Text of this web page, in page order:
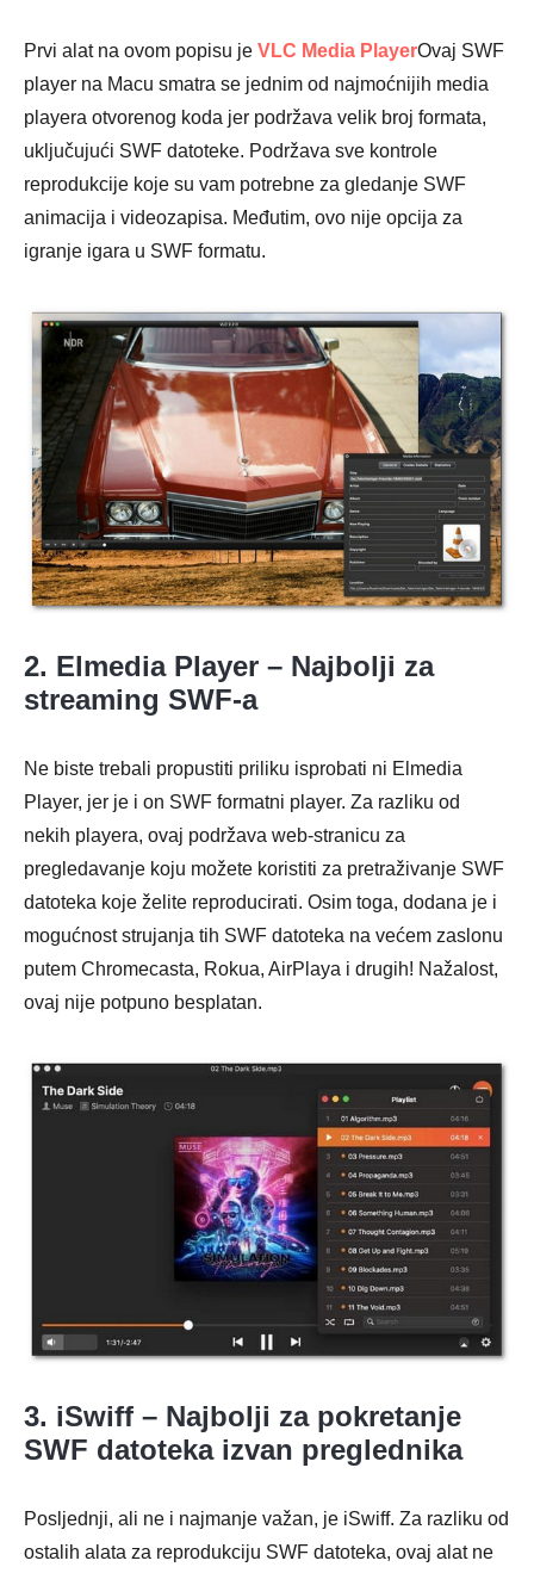
Prvi alat na ovom popisu je VLC Media PlayerOvaj SWF
player na Macu smatra se jednim od najmoćnijih media
playera otvorenog koda jer podržava velik broj formata,
uključujući SWF datoteke. Podržava sve kontrole
reprodukcije koje su vam potrebne za gledanje SWF
animacija i videozapisa. Međutim, ovo nije opcija za
igranje igara u SWF formatu.
2. Elmedia Player – Najbolji za
streaming SWF-a
Ne biste trebali propustiti priliku isprobati ni Elmedia
Player, jer je i on SWF formatni player. Za razliku od
nekih playera, ovaj podržava web-stranicu za
pregledavanje koju možete koristiti za pretraživanje SWF
datoteka koje želite reproducirati. Osim toga, dodana je i
mogućnost strujanja tih SWF datoteka na većem zaslonu
putem Chromecasta, Rokua, AirPlaya i drugih! Nažalost,
ovaj nije potpuno besplatan.
3. iSwiff – Najbolji za pokretanje
SWF datoteka izvan preglednika
Posljednji, ali ne i najmanje važan, je iSwiff. Za razliku od
ostalih alata za reprodukciju SWF datoteka, ovaj alat ne